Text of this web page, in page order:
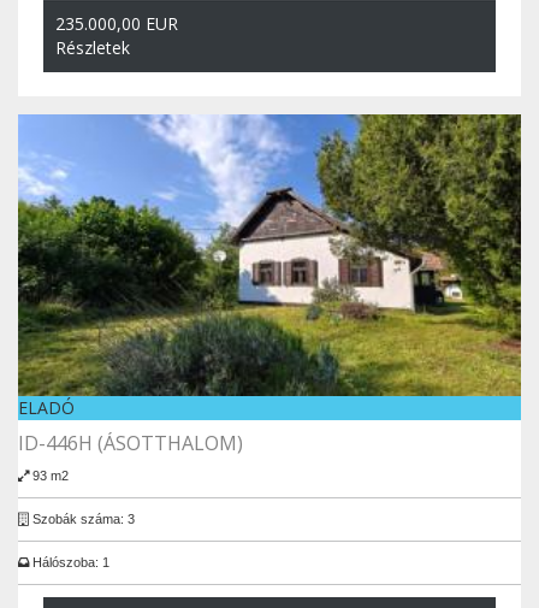
235.000,00 EUR
Részletek
ELADÓ
ID-446H (ÁSOTTHALOM)
93 m2
Szobák száma: 3
Hálószoba: 1